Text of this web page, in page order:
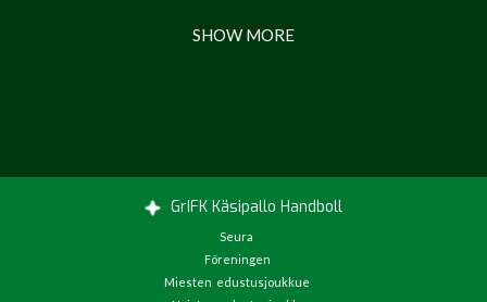
SHOW MORE
GrIFK Käsipallo Handboll
Seura
Föreningen
Miesten edustusjoukkue